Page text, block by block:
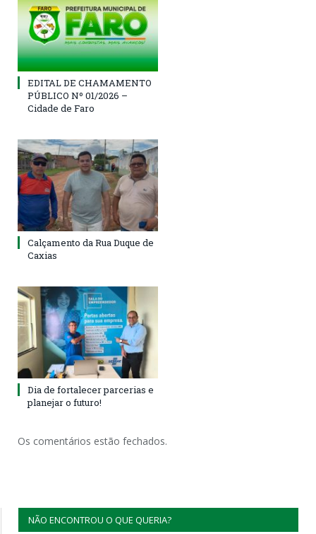
EDITAL DE CHAMAMENTO
PÚBLICO Nº 01/2026 –
Cidade de Faro
Calçamento da Rua Duque de
Caxias
Dia de fortalecer parcerias e
planejar o futuro!
Os comentários estão fechados.
NÃO ENCONTROU O QUE QUERIA?